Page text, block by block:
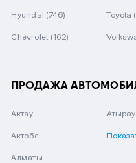
Hyundai (746) Toyota
Chevrolet (162)
ПРОДАЖА
Актау
Актобе
Алматы
Атырау